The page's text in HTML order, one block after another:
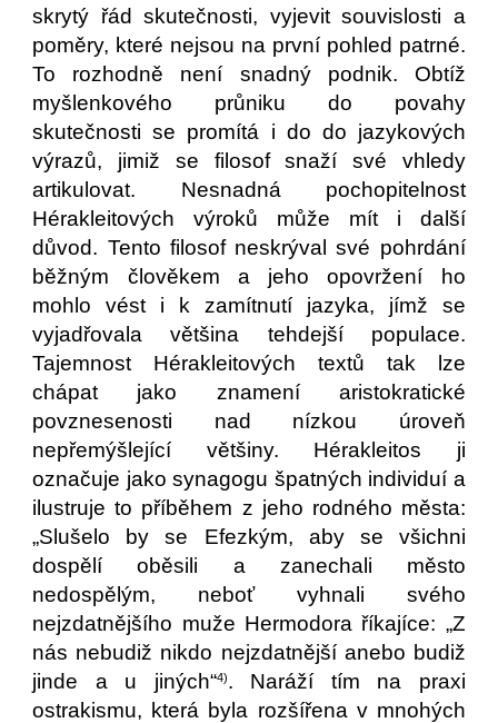
skrytý řád skutečnosti, vyjevit souvislosti a
poměry, které nejsou na první pohled patrné.
To rozhodně není snadný podnik. Obtíž
myšlenkového průniku do povahy
skutečnosti se promítá i do do jazykových
výrazů, jimiž se filosof snaží své vhledy
artikulovat. Nesnadná pochopitelnost
Hérakleitových výroků může mít i další
důvod. Tento filosof neskrýval své pohrdání
běžným člověkem a jeho opovržení ho
mohlo vést i k zamítnutí jazyka, jímž se
vyjadřovala většina tehdejší populace.
Tajemnost Hérakleitových textů tak lze
chápat jako znamení aristokratické
povznesenosti nad nízkou úroveň
nepřemýšlející většiny. Hérakleitos ji
označuje jako synagogu špatných individuí a
ilustruje to příběhem z jeho rodného města:
„Slušelo by se Efezkým, aby se všichni
dospělí oběsili a zanechali město
nedospělým, neboť vyhnali svého
nejzdatnějšího muže Hermodora říkajíce: „Z
nás nebudiž nikdo nejzdatnější anebo budiž
jinde a u jiných“4). Naráží tím na praxi
ostrakismu, která byla rozšířena v mnohých